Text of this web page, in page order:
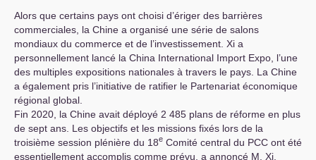
Alors que certains pays ont choisi d’ériger des barrières
commerciales, la Chine a organisé une série de salons
mondiaux du commerce et de l’investissement. Xi a
personnellement lancé la China International Import Expo, l’une
des multiples expositions nationales à travers le pays. La Chine
a également pris l’initiative de ratifier le Partenariat économique
régional global.
Fin 2020, la Chine avait déployé 2 485 plans de réforme en plus
de sept ans. Les objectifs et les missions fixés lors de la
troisième session plénière du 18e Comité central du PCC ont été
essentiellement accomplis comme prévu, a annoncé M. Xi.